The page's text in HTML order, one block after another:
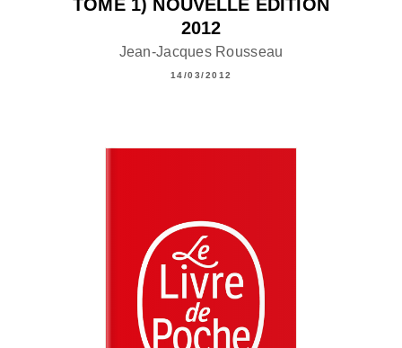
TOME 1) NOUVELLE ÉDITION
2012
Jean-Jacques Rousseau
14/03/2012